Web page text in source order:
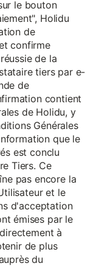
le bouton
Holidu
de
confirme
de la
tiers par e-
de
contient
de Holidu, y
Générales
que le
est conclu
Tiers. Ce
pas encore la
et le
d'acceptation
émises par le
à
de plus
du